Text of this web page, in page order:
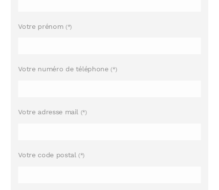
Votre prénom (*)
Votre numéro de téléphone(*)
Votre adresse mail (*)
Votre code postal(*)